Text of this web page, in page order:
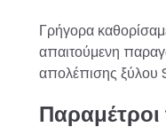
Γρήγορα
απαιτούμενη
απολέπισης ξύλου
Παραμέτροι